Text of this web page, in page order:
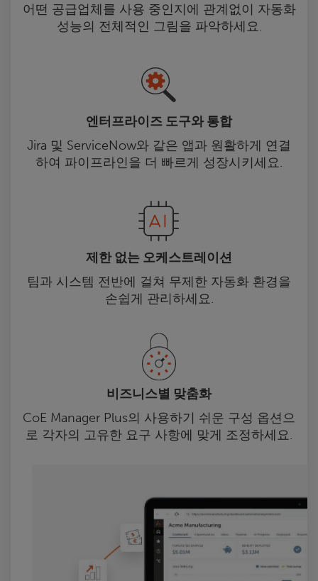
어떤 공급업체를 사용 중인지에 관계없이 자동화
성능의 전체적인 그림을 파악하세요.
엔터프라이즈 도구와 통합
Jira 및 ServiceNow와 같은 앱과 원활하게 연결
하여 파이프라인을 더 빠르게 성장시키세요.
제한 없는 오케스트레이션
팀과 시스템 전반에 걸쳐 무제한 자동화 환경을
손쉽게 관리하세요.
비즈니스별 맞춤화
CoE Manager Plus의 사용하기 쉬운 구성 옵션으
로 각자의 고유한 요구 사항에 맞게 조정하세요.